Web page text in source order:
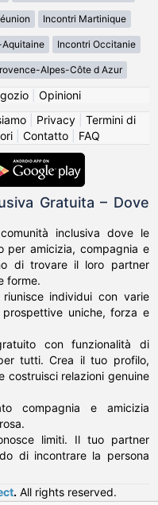
Incontri Martinique
Incontri Occitanie
Alpes-Côte d Azur
| Opinioni
| Privacy| Termini di
| Contatto| FAQ
Gratuita – Dove
inclusiva dove le
per amicizia, compagnia e
di trovare il loro partner
forme.
individui con varie
uniche, forza e
con funzionalità di
tutti. Crea il tuo profilo,
costruisci relazioni genuine
compagnia e amicizia
limiti. Il tuo partner
di incontrare la persona
. All rights reserved.